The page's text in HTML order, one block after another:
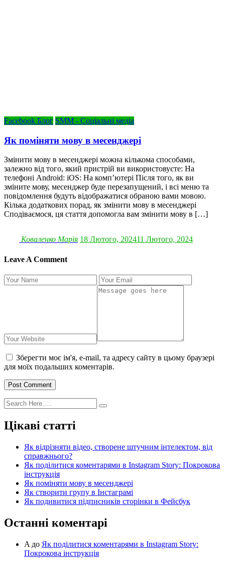
Facebook Блог SMM - Соціальні медіа
Як поміняти мову в месенджері
Змінити мову в месенджері можна кількома способами,
залежно від того, який пристрій ви використовуєте: На
телефоні Android: iOS: На комп’ютері Після того, як ви
зміните мову, месенджер буде перезапущений, і всі меню та
повідомлення будуть відображатися обраною вами мовою.
Кілька додаткових порад, як змінити мову в месенджері
Сподіваємося, ця стаття допомогла вам змінити мову в […]
Коваленко Марія 18 Лютого, 202411 Лютого, 2024
Leave A Comment
Зберегти моє ім'я, e-mail, та адресу сайту в цьому браузері
для моїх подальших коментарів.
Post Comment
Цікаві статті
Як відрізняти відео, створене штучним інтелектом, від
справжнього?
Як поділитися коментарями в Instagram Story: Покрокова
інструкція
Як поміняти мову в месенджері
Як створити групу в Інстаграмі
Як подивитися підписників сторінки в Фейсбук
Останні коментарі
A до Як поділитися коментарями в Instagram Story:
Покрокова інструкція